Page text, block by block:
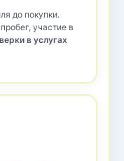
до покупки.
участие в
в услугах